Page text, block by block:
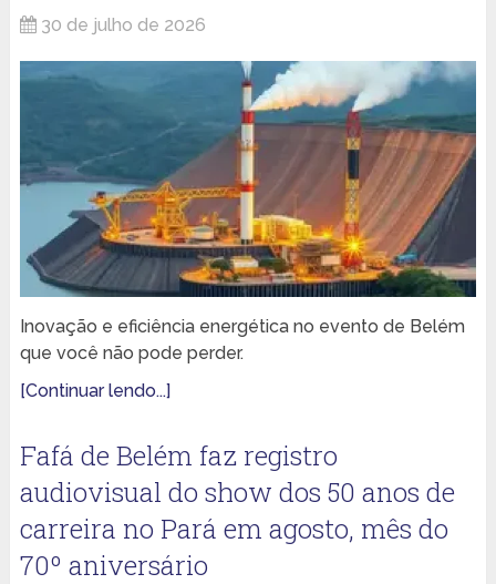
30 de julho de 2026
Inovação e eficiência energética no evento de Belém
que você não pode perder.
[Continuar lendo...]
Fafá de Belém faz registro
audiovisual do show dos 50 anos de
carreira no Pará em agosto, mês do
70º aniversário